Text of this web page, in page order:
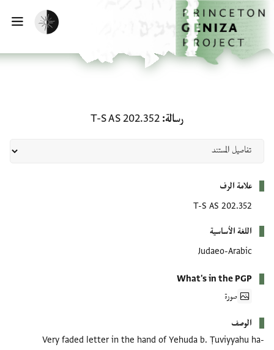
إلى المحتوى الرئيسي
الرئيسية
تفعيل الوضع المظلم
رسالة T-S AS 202.352
علامة الرف
T-S AS 202.352
اللغة الأساسية
Judaeo-Arabic
What's in the PGP
صورة
الوصف
Very faded letter in the hand of Yehuda b. Ṭuviyyahu ha-